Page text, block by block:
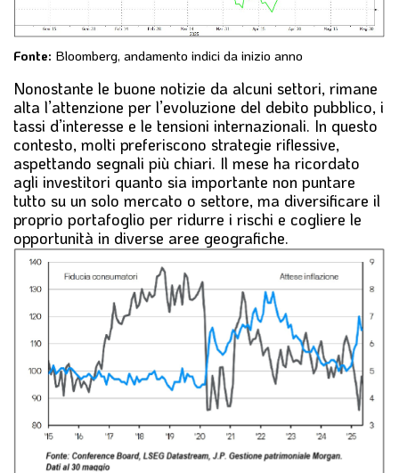
Fonte: Bloomberg, andamento indici da inizio anno
Nonostante le buone notizie da alcuni settori, rimane
alta l’attenzione per l’evoluzione del debito pubblico, i
tassi d’interesse e le tensioni internazionali. In questo
contesto, molti preferiscono strategie riflessive,
aspettando segnali più chiari. Il mese ha ricordato
agli investitori quanto sia importante non puntare
tutto su un solo mercato o settore, ma diversificare il
proprio portafoglio per ridurre i rischi e cogliere le
opportunità in diverse aree geografiche.